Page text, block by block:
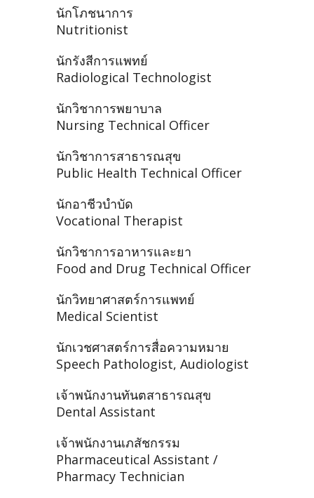
นักโภชนาการ
Nutritionist
นักรังสีการแพทย์
Radiological Technologist
นักวิชาการพยาบาล
Nursing Technical Officer
นักวิชาการสาธารณสุข
Public Health Technical Officer
นักอาชีวบำบัด
Vocational Therapist
นักวิชาการอาหารและยา
Food and Drug Technical Officer
นักวิทยาศาสตร์การแพทย์
Medical Scientist
นักเวชศาสตร์การสื่อความหมาย
Speech Pathologist, Audiologist
เจ้าพนักงานทันตสาธารณสุข
Dental Assistant
เจ้าพนักงานเภสัชกรรม
Pharmaceutical Assistant /
Pharmacy Technician